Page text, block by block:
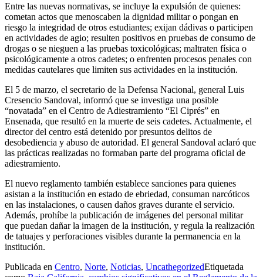
Entre las nuevas normativas, se incluye la expulsión de quienes:
cometan actos que menoscaben la dignidad militar o pongan en
riesgo la integridad de otros estudiantes; exijan dádivas o participen
en actividades de agio; resulten positivos en pruebas de consumo de
drogas o se nieguen a las pruebas toxicológicas; maltraten física o
psicológicamente a otros cadetes; o enfrenten procesos penales con
medidas cautelares que limiten sus actividades en la institución.
El 5 de marzo, el secretario de la Defensa Nacional, general Luis
Cresencio Sandoval, informó que se investiga una posible
“novatada” en el Centro de Adiestramiento “El Ciprés” en
Ensenada, que resultó en la muerte de seis cadetes. Actualmente, el
director del centro está detenido por presuntos delitos de
desobediencia y abuso de autoridad. El general Sandoval aclaró que
las prácticas realizadas no formaban parte del programa oficial de
adiestramiento.
El nuevo reglamento también establece sanciones para quienes
asistan a la institución en estado de ebriedad, consuman narcóticos
en las instalaciones, o causen daños graves durante el servicio.
Además, prohíbe la publicación de imágenes del personal militar
que puedan dañar la imagen de la institución, y regula la realización
de tatuajes y perforaciones visibles durante la permanencia en la
institución.
Publicada en Centro, Norte, Noticias, UncathegorizedEtiquetada